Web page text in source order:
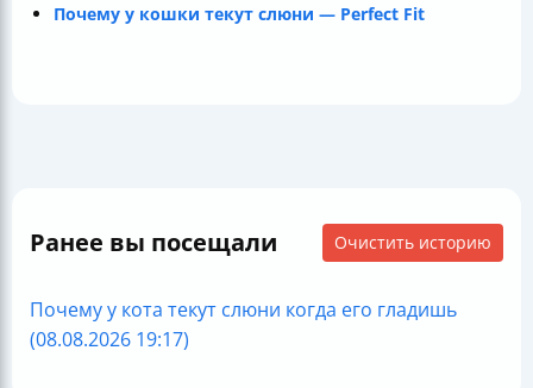
Почему у кошки текут слюни — Perfect Fit
Ранее вы посещали Очистить историю
Почему у кота текут слюни когда его гладишь
(08.08.2026 19:17)